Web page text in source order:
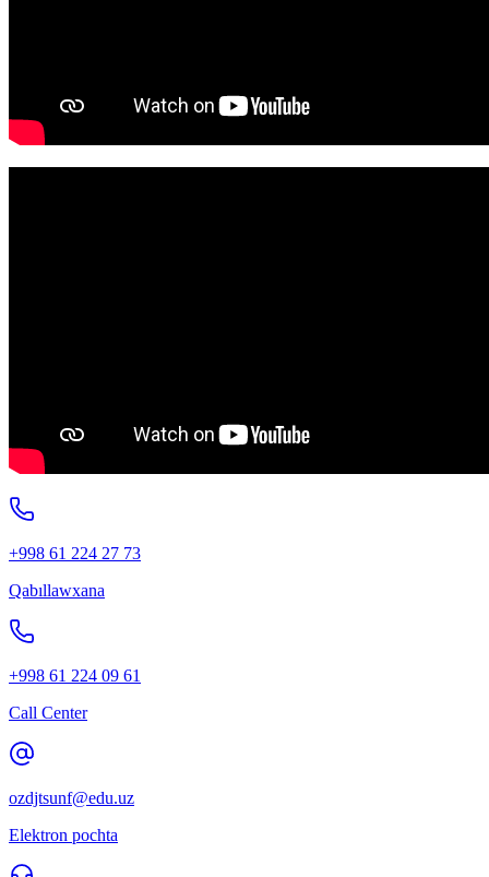
+998 61 224 27 73
Qabıllawxana
+998 61 224 09 61
Call Center
ozdjtsunf@edu.uz
Elektron pochta